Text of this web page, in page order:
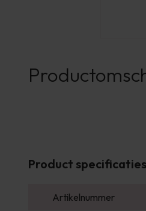
Product specificaties
Artikelnummer